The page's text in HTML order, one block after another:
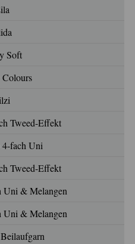
Soft
Colours
Tweed-Effekt
4-fach Uni
Tweed-Effekt
Uni & Melangen
Uni & Melangen